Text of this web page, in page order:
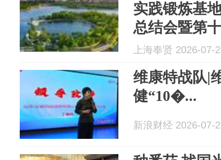
实践锻炼基
总结会暨第
会在奉召开
上海奉贤 2026-07-
维康特战队|
健“10�...
新浪财经 2026-07-